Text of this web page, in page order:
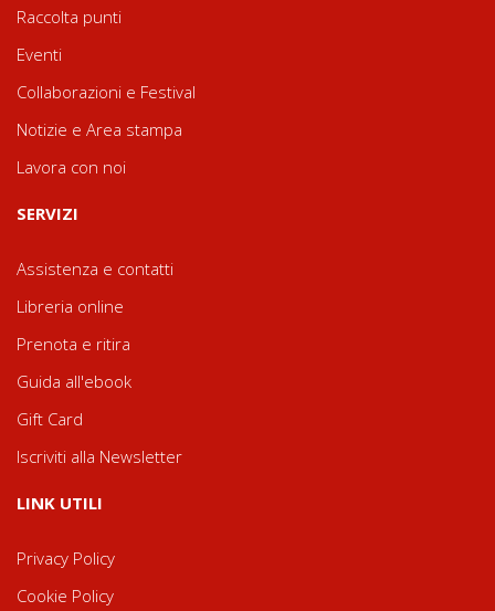
Raccolta punti
Eventi
Collaborazioni e Festival
Notizie e Area stampa
Lavora con noi
SERVIZI
Assistenza e contatti
Libreria online
Prenota e ritira
Guida all'ebook
Gift Card
Iscriviti alla Newsletter
LINK UTILI
Privacy Policy
Cookie Policy